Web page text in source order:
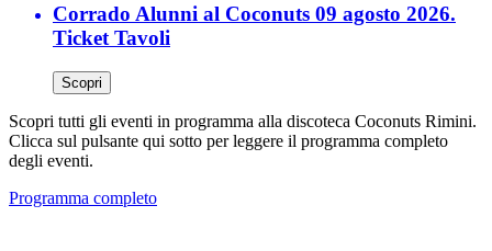
Corrado Alunni al Coconuts 09 agosto 2026.
Ticket Tavoli
Scopri
Scopri tutti gli eventi in programma alla discoteca Coconuts Rimini.
Clicca sul pulsante qui sotto per leggere il programma completo
degli eventi.
Programma completo